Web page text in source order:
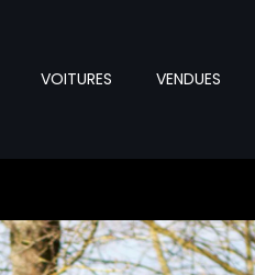
VOITURES VENDUES